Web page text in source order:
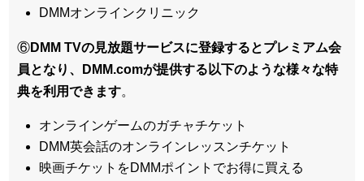
DMMオンラインクリニック
⑥DMM TVの見放題サービスに登録するとプレミアム会
員となり、DMM.comが提供する以下のような様々な特
典を利用できます。
オンラインゲームのガチャチケット
DMM英会話のオンラインレッスンチケット
映画チケットをDMMポイントでお得に買える